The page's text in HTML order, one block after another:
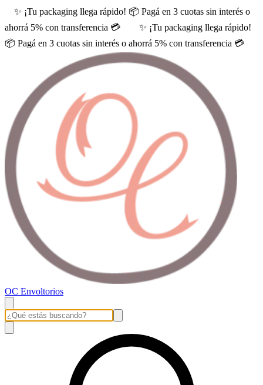
✨ ¡Tu packaging llega rápido! 📦 Pagá en 3 cuotas sin interés o
ahorrá 5% con transferencia 💳
✨ ¡Tu packaging llega rápido!
📦 Pagá en 3 cuotas sin interés o ahorrá 5% con transferencia 💳
OC Envoltorios